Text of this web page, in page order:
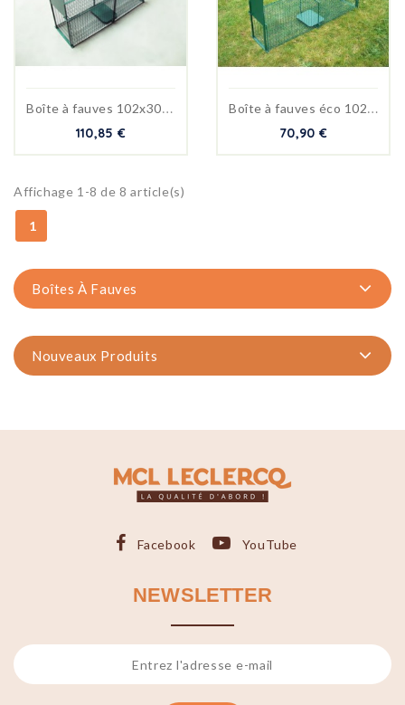
B
oîte à fauves 102x30x35 cm
110,85 €
B
oîte à fauves éco 102x25x25cm
70,90 €
Affichage 1-8 de 8 article(s)
1
Boîtes À Fauves
Nouveaux Produits
Facebook YouTube
NEWSLETTER